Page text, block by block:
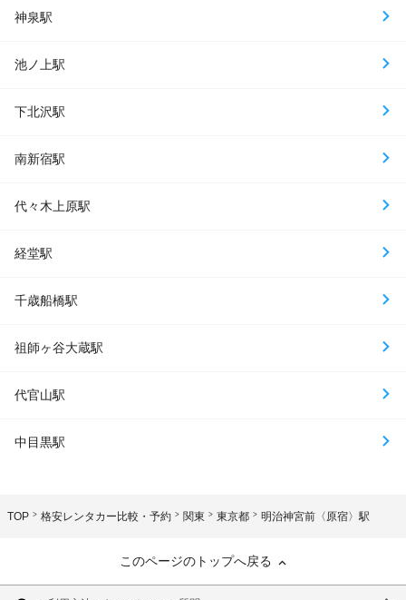
神泉駅
池ノ上駅
下北沢駅
南新宿駅
代々木上原駅
経堂駅
千歳船橋駅
祖師ヶ谷大蔵駅
代官山駅
中目黒駅
TOP 格安レンタカー比較・予約 関東 東京都 明治神宮前〈原宿〉駅
このページのトップへ戻る